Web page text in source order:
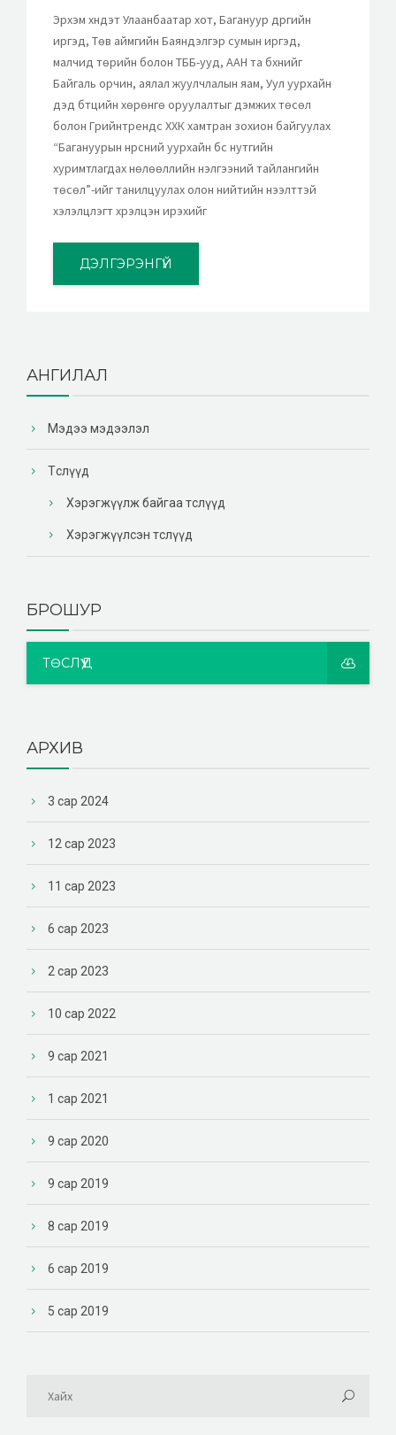
Эрхэм хүндэт Улаанбаатар хот, Багануур дүүргийн
иргэд, Төв аймгийн Баяндэлгэр сумын иргэд,
малчид төрийн болон ТББ-ууд, ААН та бүхнийг
Байгаль орчин, аялал жуулчлалын яам, Уул уурхайн
дэд бүтцийн хөрөнгө оруулалтыг дэмжих төсөл
болон Грийнтрендс ХХК хамтран зохион байгуулах
“Багануурын нүүрсний уурхайн бүс нутгийн
хуримтлагдах нөлөөллийн үнэлгээний тайлангийн
төсөл”-ийг танилцуулах олон нийтийн нээлттэй
хэлэлцүүлэгт хүрэлцэн ирэхийг
ДЭЛГЭРЭНГҮЙ
АНГИЛАЛ
Мэдээ мэдээлэл
Төслүүд
Хэрэгжүүлж байгаа төслүүд
Хэрэгжүүлсэн төслүүд
БРОШУР
ТӨСЛҮҮД
АРХИВ
3 сар 2024
12 сар 2023
11 сар 2023
6 сар 2023
2 сар 2023
10 сар 2022
9 сар 2021
1 сар 2021
9 сар 2020
9 сар 2019
8 сар 2019
6 сар 2019
5 сар 2019